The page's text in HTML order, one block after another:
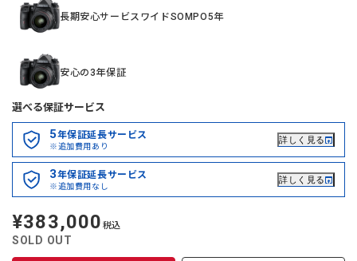
長期安心サービスワイドSOMPO5年
安心の3年保証
選べる保証サービス
5年保証延長サービス
※追加費用あり
詳しく見る
3年保証延長サービス
※追加費用なし
詳しく見る
定
価
¥383,000 税込
SOLD OUT